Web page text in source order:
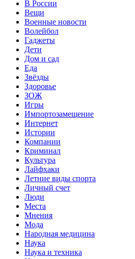
В России
Вещи
Военные новости
Волейбол
Гаджеты
Дети
Дом и сад
Еда
Звёзды
Здоровье
ЗОЖ
Игры
Импортозамещение
Интернет
Истории
Компании
Криминал
Культура
Лайфхаки
Летние виды спорта
Личный счет
Люди
Места
Мнения
Мода
Народная медицина
Наука
Наука и техника